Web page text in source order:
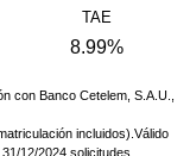
TAE
8.99%
con Banco Cetelem, S.A.U.,
incluidos).Válido
12/2024 solicitudes